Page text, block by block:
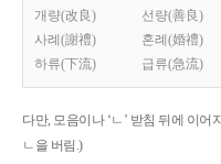
개량(改良) 선량(善良)
사례(謝禮)
혼례(婚禮)
하류(下流)
급류(急流)
다만, 모음이나 ‘ㄴ’ 받침 뒤에 이어
ㄴ을 버림.)